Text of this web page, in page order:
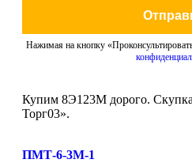
Нажимая на кнопку
Купим 8Э123М дорого. Скупка
Торг03».
ПМТ-6-3М-1